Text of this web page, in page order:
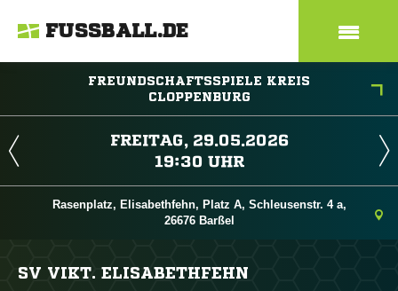
FUSSBALL.DE
FREUNDSCHAFTSSPIELE KREIS
CLOPPENBURG
 
 
Rasenplatz, Elisabethfehn, Platz A, Schleusenstr. 4 a,
26676 Barßel
SV VIKT. ELISABETHFEHN